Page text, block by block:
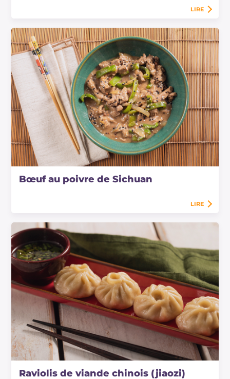
LIRE
Bœuf au poivre de Sichuan
LIRE
Raviolis de viande chinois (jiaozi)